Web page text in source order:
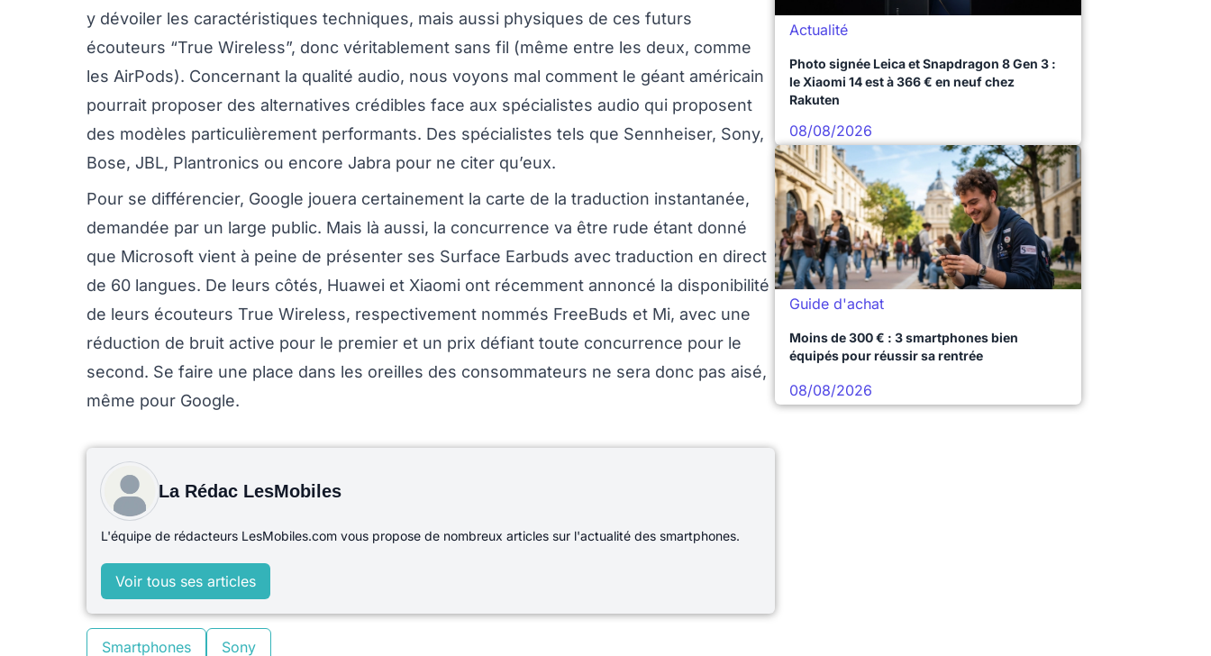
y dévoiler les caractéristiques techniques, mais aussi physiques de ces futurs
écouteurs “True Wireless”, donc véritablement sans fil (même entre les deux, comme
les AirPods). Concernant la qualité audio, nous voyons mal comment le géant américain
pourrait proposer des alternatives crédibles face aux spécialistes audio qui proposent
des modèles particulièrement performants. Des spécialistes tels que Sennheiser, Sony,
Bose, JBL, Plantronics ou encore Jabra pour ne citer qu’eux.
Pour se différencier, Google jouera certainement la carte de la traduction instantanée,
demandée par un large public. Mais là aussi, la concurrence va être rude étant donné
que Microsoft vient à peine de présenter ses Surface Earbuds avec traduction en direct
de 60 langues. De leurs côtés, Huawei et Xiaomi ont récemment annoncé la disponibilité
de leurs écouteurs True Wireless, respectivement nommés FreeBuds et Mi, avec une
réduction de bruit active pour le premier et un prix défiant toute concurrence pour le
second. Se faire une place dans les oreilles des consommateurs ne sera donc pas aisé,
même pour Google.
La Rédac LesMobiles
L'équipe de rédacteurs LesMobiles.com vous propose de nombreux articles sur l'actualité des smartphones.
Voir tous ses articles
Smartphones Sony
Actualité
Photo signée Leica et Snapdragon 8 Gen 3 :
le Xiaomi 14 est à 366 € en neuf chez
Rakuten
08/08/2026
Guide d'achat
Moins de 300 € : 3 smartphones bien
équipés pour réussir sa rentrée
08/08/2026